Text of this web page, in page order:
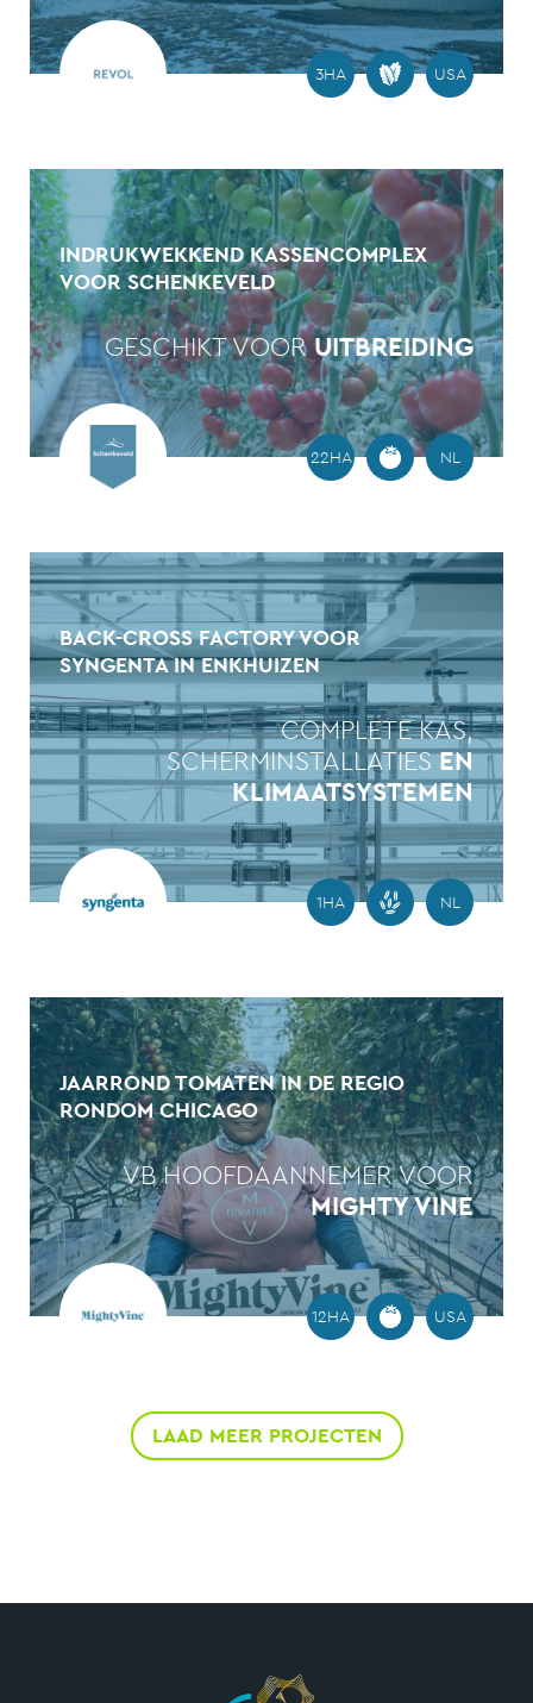
3HA USA
INDRUKWEKKEND KASSENCOMPLEX
VOOR SCHENKEVELD
GESCHIKT VOOR UITBREIDING
22HA NL
BACK-CROSS FACTORY VOOR
SYNGENTA IN ENKHUIZEN
COMPLETE KAS,
SCHERMINSTALLATIES EN
KLIMAATSYSTEMEN
1HA NL
JAARROND TOMATEN IN DE REGIO
RONDOM CHICAGO
VB HOOFDAANNEMER VOOR
MIGHTY VINE
12HA USA
LAAD MEER PROJECTEN